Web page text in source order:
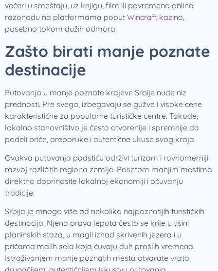
večeri u smeštaju, uz knjigu, film ili povremeno online
razonodu na platformama poput Wincraft kazino,
posebno tokom dužih odmora.
Zašto birati manje poznate
destinacije
Putovanja u manje poznate krajeve Srbije nude niz
prednosti. Pre svega, izbegavaju se gužve i visoke cene
karakteristične za popularne turističke centre. Takođe,
lokalno stanovništvo je često otvorenije i spremnije da
podeli priče, preporuke i autentične ukuse svog kraja.
Ovakva putovanja podstiču održivi turizam i ravnomerniji
razvoj različitih regiona zemlje. Posetom manjim mestima
direktno doprinosite lokalnoj ekonomiji i očuvanju
tradicije.
Srbija je mnogo više od nekoliko najpoznatijih turističkih
destinacija. Njena prava lepota često se krije u tišini
planinskih staza, u magli iznad skrivenih jezera i u
pričama malih sela koja čuvaju duh prošlih vremena.
Istraživanjem manje poznatih mesta otvarate vrata